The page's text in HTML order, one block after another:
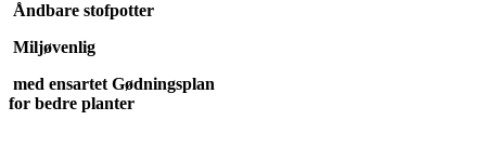
Åndbare stofpotter
Miljøvenlig
med ensartet Gødningsplan
for bedre planter